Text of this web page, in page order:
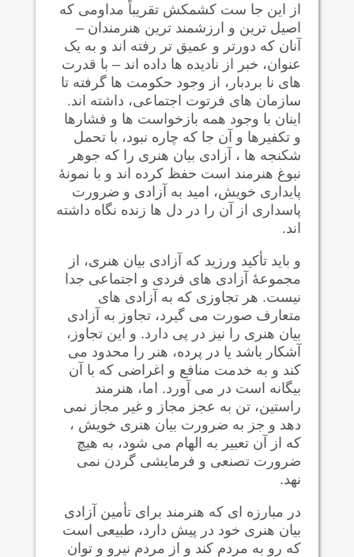
از این جا ست کشمکش تقریباً مداومی که
اصیل ترین و ارزشمند ترین هنرمندان –
آنان که دورتر و عمیق تر رفته اند و به یک
عنوان، خبر از نادیده ها داده اند – با قدرت
های نا بردبار، از وجود حکومت ها گرفته تا
سازمان های فرتوت اجتماعی، داشته اند.
اینان با وجود همه بازخواست ها و فشارها
و تکفیرها و آن جا که چاره نبود، با تحمل
شکنجه ها ، آزادی بیان هنری را که جوهر
نبوغ هنرمند است حفظ کرده اند و با نمونۀ
پایداری خویش، امید به آزادی و ضرورت
پاسداری از آن را در دل ها زنده نگاه داشته
اند.
و باید تأکید ورزید که آزادی بیان هنری، از
مجموعۀ آزادی های فردی و اجتماعی جدا
نیست. هر تجاوزی که به آزادی های
متعارف صورت می گیرد، تجاوز به آزادی
بیان هنری را نیز در پی دارد. و این تجاوز،
آشکار باشد یا در پرده، هنر را محدود می
کند و به خدمت منافع و اغراضی که با آن
بیگانه است در می آورد. اما، هنرمند
راستین، تن به عجز مجاز و غیر مجاز نمی
دهد و جز به ضرورت بیان هنری خویش ،
که از آن تعبیر به الهام می شود، به هیچ
ضرورت تصنعی و فرمایشی گردن نمی
نهد.
در مبارزه ای که هنرمند برای تأمین آزادی
بیان هنری خود در پیش دارد، طبیعی است
که رو به مردم کند و از مردم نیرو و توان